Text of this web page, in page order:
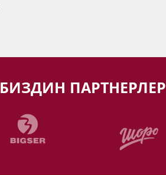
БИЗДИН ПАРТНЕРЛЕР